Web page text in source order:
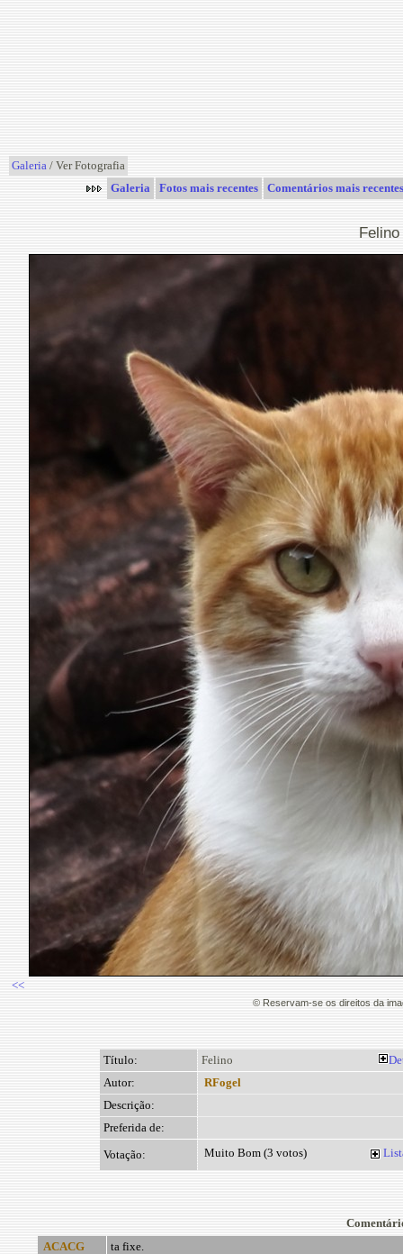
Galeria / Ver Fotografia
Galeria
Fotos mais recentes Comentários mais recentes
<<
Felino
© Reservam-se os direitos da
Título: Felino
Autor:
RFogel
Descrição:
Preferida de:
Votação:
Muito Bom (3 votos)
ACACG
ta fixe.